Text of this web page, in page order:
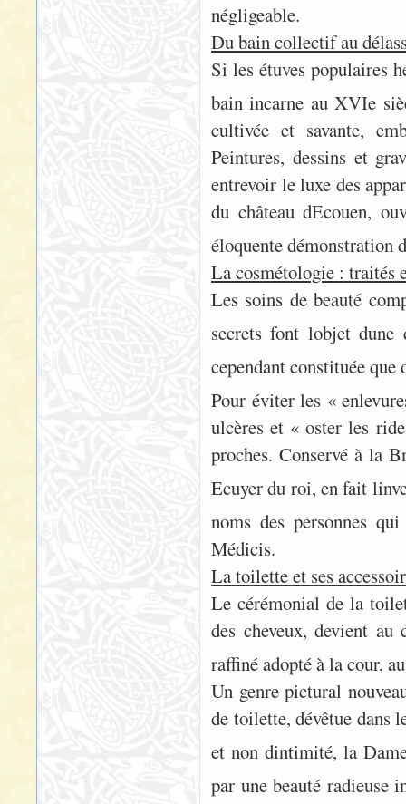
négligeable.
Du bain collectif au
Si les étuves populaires
bain incarne au XVIe
cultivée et savante,
Peintures, dessins et
entrevoir le luxe des
du château dEcouen,
éloquente démonstration
La cosmétologie : traités
Les soins de beauté
secrets font lobjet
cependant constituée que
Pour éviter les «
ulcères et « oster les
proches. Conservé à la
Ecuyer du roi, en fait
noms des personnes
Médicis.
La toilette et ses
Le cérémonial de la
des cheveux, devient
raffiné adopté à la cour,
Un genre pictural
de toilette, dévêtue dans
et non dintimité, la
par une beauté radieuse